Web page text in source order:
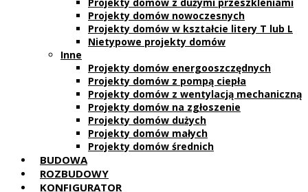
Projekty domów nowoczesnych
Projekty domów w kształcie litery T lub L
Nietypowe projekty domów
Inne
Projekty domów energooszczędnych
Projekty domów z pompą ciepła
Projekty domów z wentylacją mechaniczną
Projekty domów na zgłoszenie
Projekty domów dużych
Projekty domów małych
Projekty domów średnich
BUDOWA
ROZBUDOWY
KONFIGURATOR